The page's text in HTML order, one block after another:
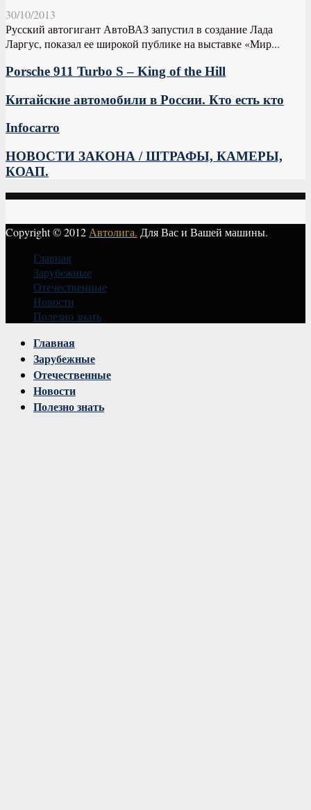
30/10/2013
Русский автогигант АвтоВАЗ запустил в создание Лада
Ларгус, показал ее широкой публике на выставке «Мир...
Porsche 911 Turbo S – King of the Hill
Китайские автомобили в России. Кто есть кто
Infocarro
НОВОСТИ ЗАКОНА / ШТРАФЫ, КАМЕРЫ,
КОАП.
Copyright © 2012 Автолига. Для Вас и Вашей машины.
Главная
Зарубежные
Отечественные
Новости
Полезно знать
Главная
Зарубежные
Отечественные
Новости
Полезно знать